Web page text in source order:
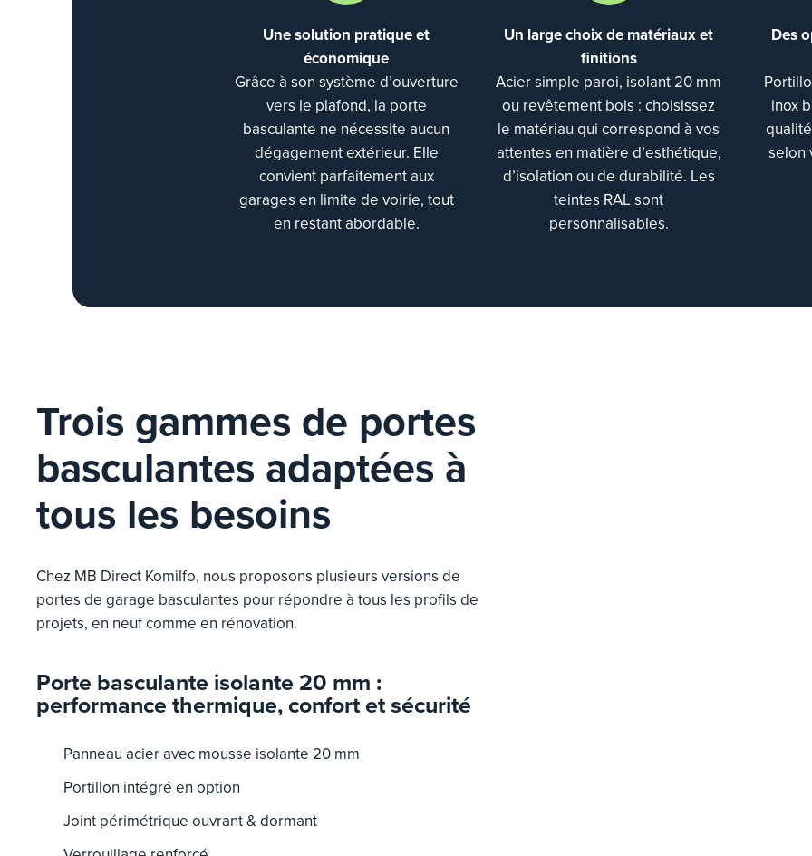
Une solution pratique et
économique
Grâce à son système d’ouverture
vers le plafond, la porte
basculante ne nécessite aucun
dégagement extérieur. Elle
convient parfaitement aux
garages en limite de voirie, tout
en restant abordable.
Un large choix de matériaux et
finitions
Acier simple paroi, isolant 20 mm
ou revêtement bois : choisissez
le matériau qui correspond à vos
attentes en matière d’esthétique,
d’isolation ou de durabilité. Les
teintes RAL sont
personnalisables.
Des
inox
selon
Trois gammes de portes
basculantes adaptées à
tous les besoins
Chez MB Direct Komilfo, nous proposons plusieurs versions de
portes de garage basculantes pour répondre à tous les profils de
projets, en neuf comme en rénovation.
Porte basculante isolante 20 mm :
performance thermique, confort et sécurité
Panneau acier avec mousse isolante 20 mm
Portillon intégré en option
Joint périmétrique ouvrant & dormant